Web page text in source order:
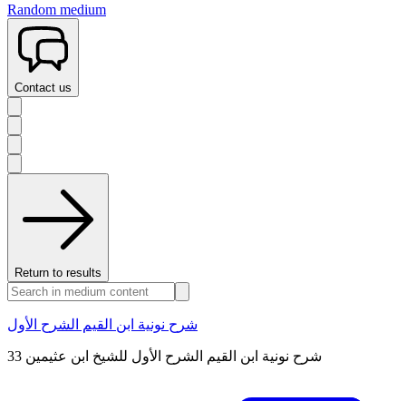
Random medium
Contact us
Return to results
شرح نونية ابن القيم الشرح الأول
شرح نونية ابن القيم الشرح الأول للشيخ ابن عثيمين 33